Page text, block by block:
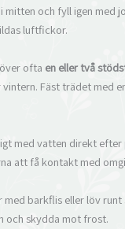
mitten och fyll igen med
luftfickor.
ofta en eller två
Fäst trädet med
med vatten direkt efter
att få kontakt med
med barkflis eller löv
och skydda mot frost.